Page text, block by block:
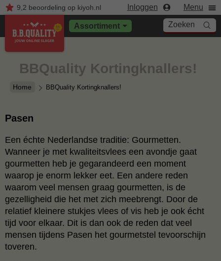
9,2 beoordelingop kiyoh.nl Inloggen Menu
Assortiment Zoeken
Home BBQuality Kortingknallers!
BBQuality Kortingknallers!
Pasen
Een échte Nederlandse traditie: Gourmetten.
Wanneer je met kwaliteitsvlees een avondje gaat
gourmetten heb je gegarandeerd een moment
waarop je enorm lekker eet. Een andere reden
waarom veel mensen graag gourmetten, is de
gezelligheid die het met zich meebrengt. Door de
relatief kleinere stukjes vlees of vis heb je ook écht
tijd voor elkaar. Dit is dan ook de reden dat veel
mensen tijdens Pasen het gourmetstel tevoorschijn
toveren.